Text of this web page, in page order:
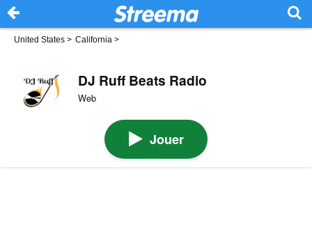
United States > California >
DJ Ruff Beats Radio
Web
Jouer